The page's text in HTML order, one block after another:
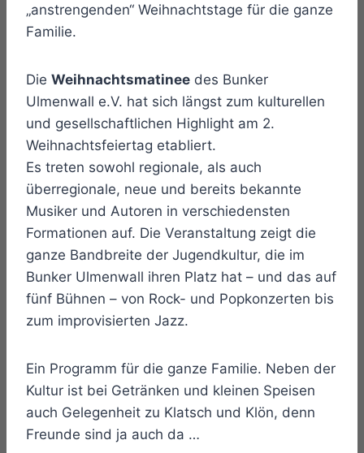
„anstrengenden“ Weihnachtstage für die ganze
Familie.
Die Weihnachtsmatinee des Bunker
Ulmenwall e.V. hat sich längst zum kulturellen
und gesellschaftlichen Highlight am 2.
Weihnachtsfeiertag etabliert.
Es treten sowohl regionale, als auch
überregionale, neue und bereits bekannte
Musiker und Autoren in verschiedensten
Formationen auf. Die Veranstaltung zeigt die
ganze Bandbreite der Jugendkultur, die im
Bunker Ulmenwall ihren Platz hat – und das auf
fünf Bühnen – von Rock- und Popkonzerten bis
zum improvisierten Jazz.
Ein Programm für die ganze Familie. Neben der
Kultur ist bei Getränken und kleinen Speisen
auch Gelegenheit zu Klatsch und Klön, denn
Freunde sind ja auch da …